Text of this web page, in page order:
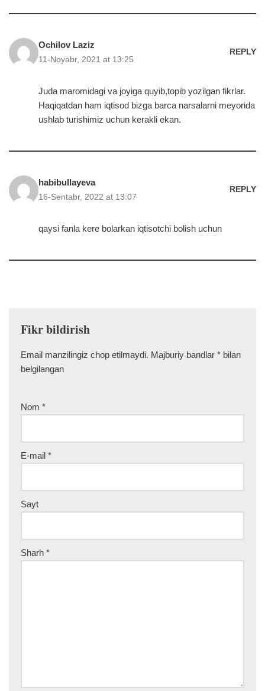
Ochilov Laziz
11-Noyabr, 2021 at 13:25
REPLY
Juda maromidagi va joyiga quyib,topib yozilgan fikrlar.
Haqiqatdan ham iqtisod bizga barca narsalarni meyorida
ushlab turishimiz uchun kerakli ekan.
habibullayeva
16-Sentabr, 2022 at 13:07
REPLY
qaysi fanla kere bolarkan iqtisotchi bolish uchun
Fikr bildirish
Email manzilingiz chop etilmaydi. Majburiy bandlar * bilan
belgilangan
Nom *
E-mail *
Sayt
Sharh *